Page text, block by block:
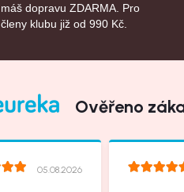
máš dopravu ZDARMA. Pro
členy klubu již od 990 Kč.
Ověřeno
05.08.2026